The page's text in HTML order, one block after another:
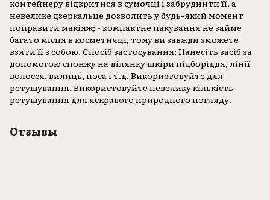
контейнеру відкритися в сумочці і забруднити її, а
невелике дзеркальце дозволить у будь-який момент
поправити макіяж; - компактне пакування не займе
багато місця в косметичці, тому ви завжди зможете
взяти її з собою. Спосіб застосування: Нанесіть засіб за
допомогою спонжу на ділянку шкіри підборіддя, лінії
волосся, вилиць, носа і т.д. Використовуйте для
ретушування. Використовуйте невелику кількість
ретушування для яскравого природного погляду.
Отзывы